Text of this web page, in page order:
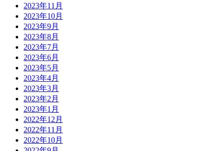
2023年11月
2023年10月
2023年9月
2023年8月
2023年7月
2023年6月
2023年5月
2023年4月
2023年3月
2023年2月
2023年1月
2022年12月
2022年11月
2022年10月